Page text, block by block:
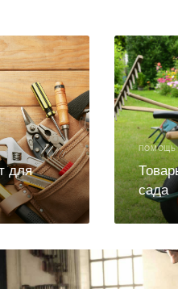
для
ПОМОЩЬ
сада